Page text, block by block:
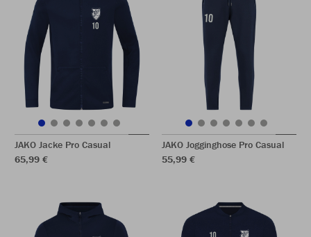
JAKO Jacke Pro Casual
65,99 €
JAKO Jogginghose Pro Casual
55,99 €